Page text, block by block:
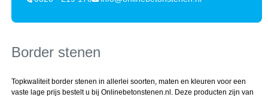
Border stenen
Topkwaliteit border stenen in allerlei soorten, maten en kleuren voor een
vaste lage prijs bestelt u bij Onlinebetonstenen.nl. Deze producten zijn van